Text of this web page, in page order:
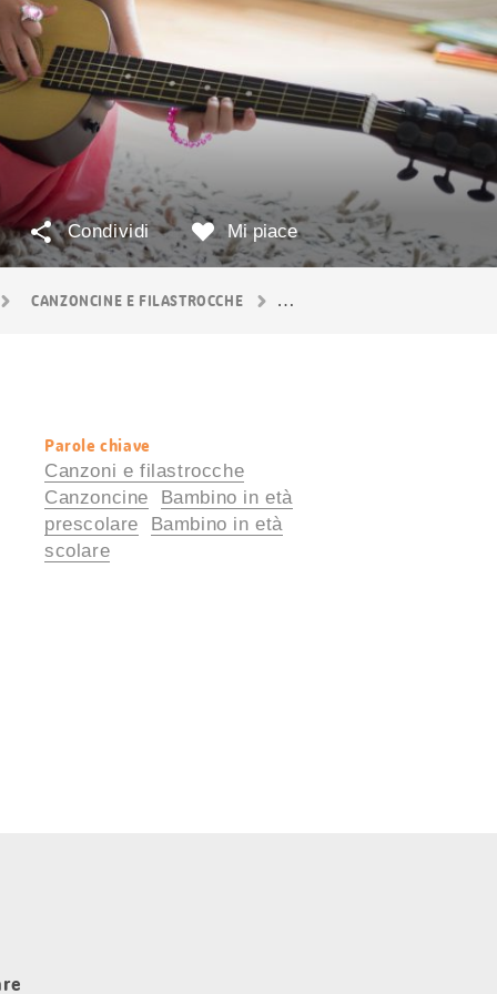
CANZONCINE E FILASTROCCHE LE PIÙ BELLE FILASTROCCHE
Mi piace
Condividi
Informazioni
utili
Parole chiave
Canzoni e filastrocche
Canzoncine
Bambino in età
prescolare
Bambino in età
scolare